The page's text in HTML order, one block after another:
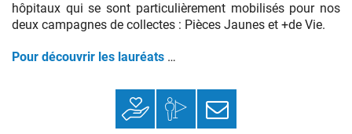
hôpitaux qui se sont particulièrement mobilisés pour nos
deux campagnes de collectes : Pièces Jaunes et +de Vie.
Pour découvrir les lauréats …
Faire un donMon espace
donateur
S’inscrire à la
newsletter